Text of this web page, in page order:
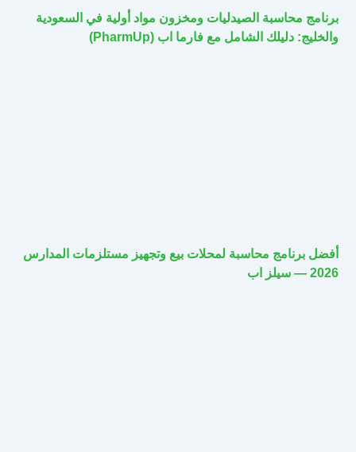
برنامج محاسبة الصيدليات ومخزون مواد أولية في السعودية
والخليج: دليلك الشامل مع فارما اب (PharmUp)
أفضل برنامج محاسبة لمحلات بيع وتجهيز مستلزمات المدارس
2026 — سيلز اب